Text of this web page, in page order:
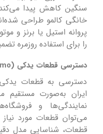
سنگین کاهش پیدا
خانگی کالمو طراحی
را برای استفاده روزمره
دسترسی قطعات یدکی (Calmo)
دسترسی به قطعات
ایران به‌صورت مستقیم
نمایندگی‌ها و
می‌توان قطعات مورد
قطعات، شناسایی مدل